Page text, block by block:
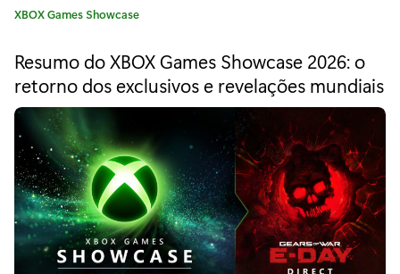
-
s
e
a
n
ó
s
C
e
g
o
a
:
XBOX Games Showcase
Resumo do XBOX Games Showcase 2026: o
retorno dos exclusivos e revelações mundiais